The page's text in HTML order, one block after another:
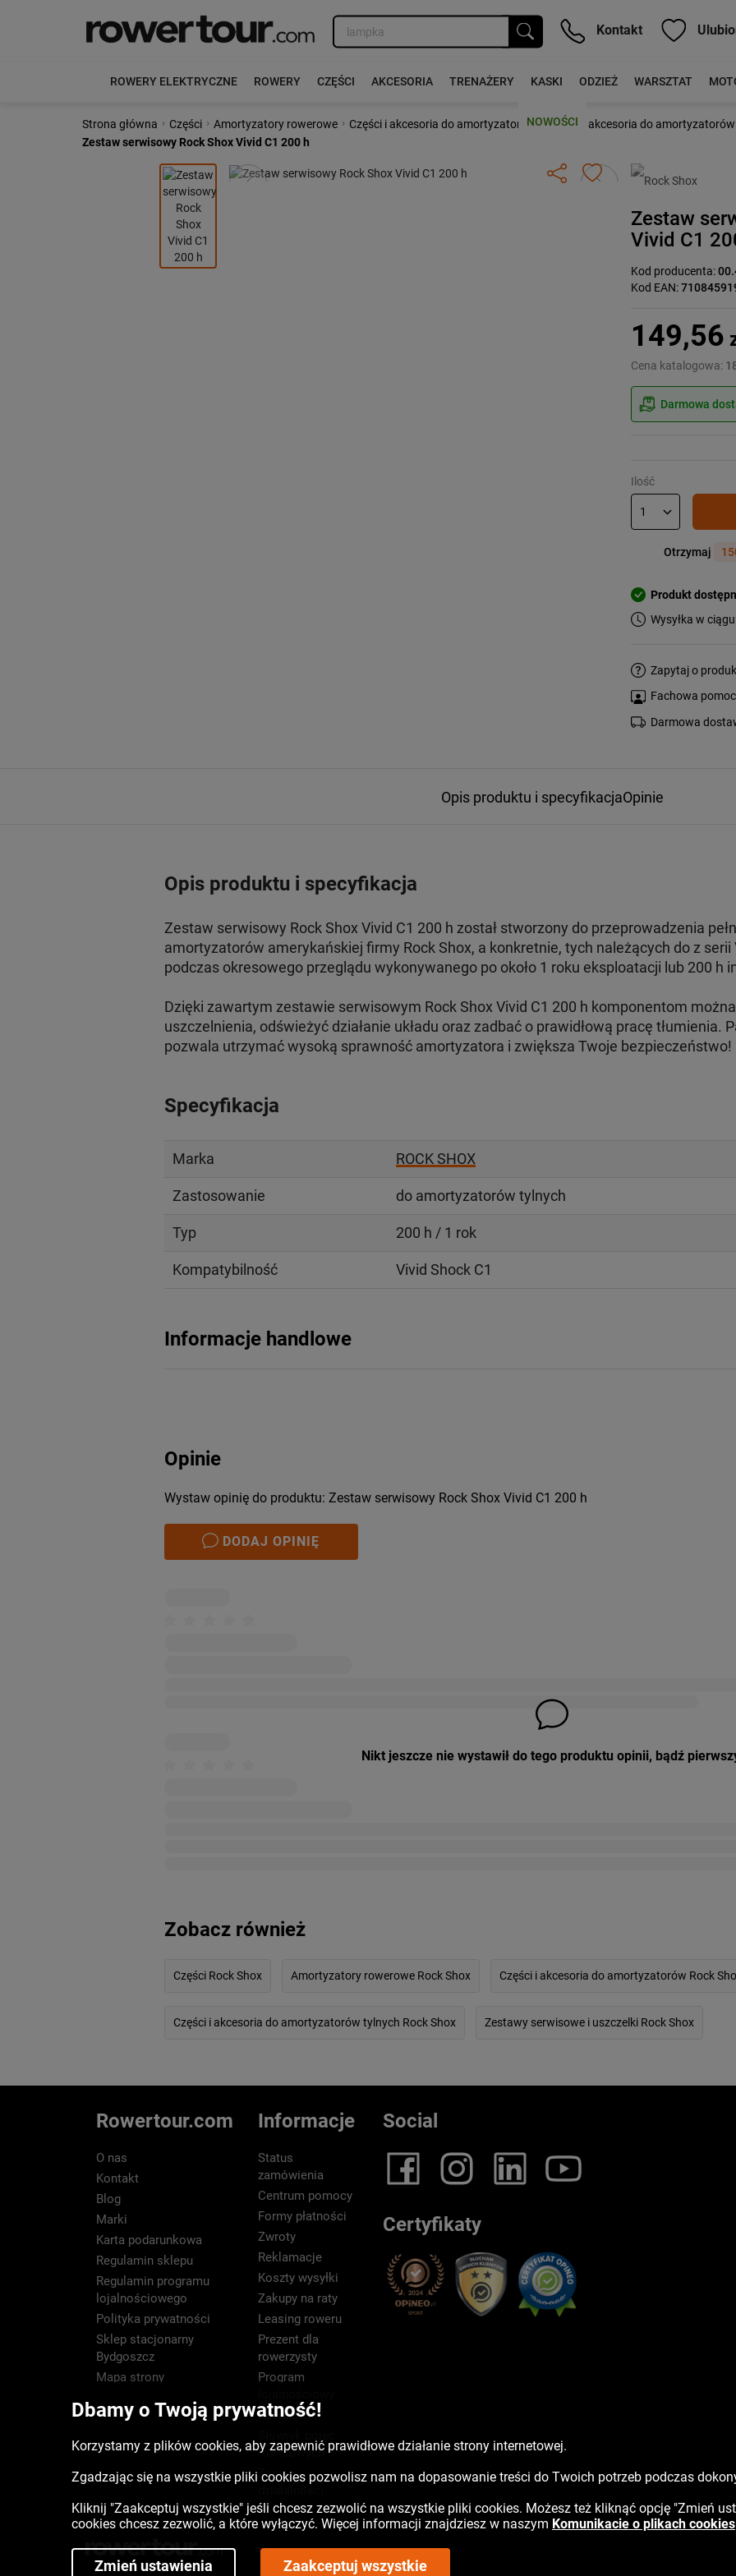
Kontakt
ROWERY ELEKTRYCZNE ROWERY CZĘŚCI AKCESORIA TRENAŻERY KASKI ODZIEŻ WARSZTAT
NOWOŚCI
Strona główna › Części › Amortyzatory rowerowe › Części i akcesoria do amortyzatorów › Części i akcesoria do
Zestaw serwisowy Rock Shox Vivid C1 200 h
Poprzedni Następny
Zestaw
Vivid C1
Kod producenta:
Kod EAN:
149,56
Cena katalogowa:
Darmowa
Ilość
Otrzymaj
Produkt
Wysyłka w
Zapytaj o
Fachowa
Darmowa
Opis produktu i specyfikacjaOpinie
Opis produktu i specyfikacja
Zestaw serwisowy Rock Shox Vivid C1 200 h został stworzony do przeprowadzenia
amortyzatorów amerykańskiej firmy Rock Shox, a konkretnie, tych należących do z
podczas okresowego przeglądu wykonywanego po około 1 roku eksploatacji lub 200 h
Dzięki zawartym zestawie serwisowym Rock Shox Vivid C1 200 h komponentom
uszczelnienia, odświeżyć działanie układu oraz zadbać o prawidłową pracę tłumienia.
pozwala utrzymać wysoką sprawność amortyzatora i zwiększa Twoje bezpieczeństwo!
Specyfikacja
Marka ROCK SHOX
Zastosowanie do amortyzatorów tylnych
Typ 200 h / 1 rok
Kompatybilność Vivid Shock C1
Informacje handlowe
Opinie
Wystaw opinię do produktu: Zestaw serwisowy Rock Shox Vivid C1 200 h
DODAJ OPINIĘ
Nikt jeszcze nie wystawił do tego produktu opinii, bądź
Zobacz również
Części Rock Shox Amortyzatory rowerowe Rock Shox Części i akcesoria do amortyzatorów Rock
Części i akcesoria do amortyzatorów tylnych Rock Shox Zestawy serwisowe i uszczelki Rock Shox
Rowertour.com
O nas
Kontakt
Blog
Marki
Karta podarunkowa
Regulamin sklepu
Regulamin programu
lojalnościowego
Polityka prywatności
Sklep stacjonarny
Bydgoszcz
Mapa strony
Informacje
Status
zamówienia
Centrum pomocy
Formy płatności
Zwroty
Reklamacje
Koszty wysyłki
Zakupy na raty
Leasing roweru
Prezent dla
rowerzysty
Program
Newsletter
rowerowych
Zasięg
Social
Certyfikaty
Dbamy o Twoją prywatność!
Korzystamy z plików cookies, aby zapewnić prawidłowe działanie strony internetowej.
Zgadzając się na wszystkie pliki cookies pozwolisz nam na dopasowanie treści do Twoich potrzeb podczas
Kliknij "Zaakceptuj wszystkie" jeśli chcesz zezwolić na wszystkie pliki cookies. Możesz też kliknąć opcję "Zmień
cookies chcesz zezwolić, a które wyłączyć. Więcej informacji znajdziesz w naszym Komunikacie o plikach cookies
Zmień ustawienia Zaakceptuj wszystkie